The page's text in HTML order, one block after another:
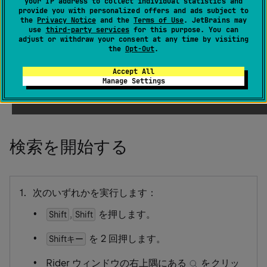
provide you with personalized offers and ads subject to
the Privacy Noticeand the Terms of Use. JetBrains may
use third-party servicesfor this purpose. You can
adjust or withdraw your consent at any time by visiting
the Opt-Out.
Accept All
Manage Settings
このコマンドを使うと、タイプ、シンボル、ファイル、
最近のファイル、テキスト出現箇所、アクション、ツー
実行構成、環境設定
この機能を呼び出すとすぐに提案のリストが表示され、
最初に最近のファイルが含まれます。
検索を開始する
次のいずれかを実行します：
Shift , Shift を押します。
Shiftキー を 2 回押します。
Rider ウィンドウの右上隅にある をクリッ